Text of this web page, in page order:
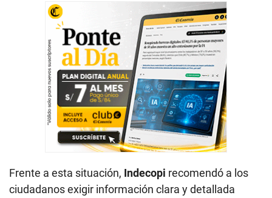
Frente a esta situación, Indecopi recomendó a los
ciudadanos exigir información clara y detallada